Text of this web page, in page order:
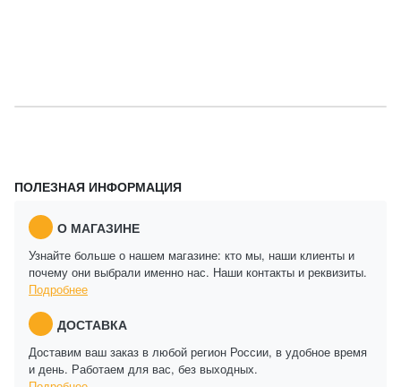
ПОЛЕЗНАЯ ИНФОРМАЦИЯ
О МАГАЗИНЕ
Узнайте больше о нашем магазине: кто мы, наши клиенты и
почему они выбрали именно нас. Наши контакты и реквизиты.
Подробнее
ДОСТАВКА
Доставим ваш заказ в любой регион России, в удобное время
и день. Работаем для вас, без выходных.